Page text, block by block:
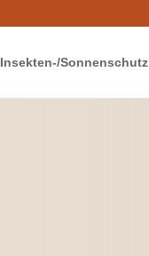
Insekten-/Sonnenschutz